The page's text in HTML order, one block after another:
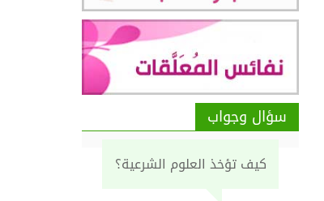
سؤال وجواب
كيف تؤخذ العلوم الشرعية؟